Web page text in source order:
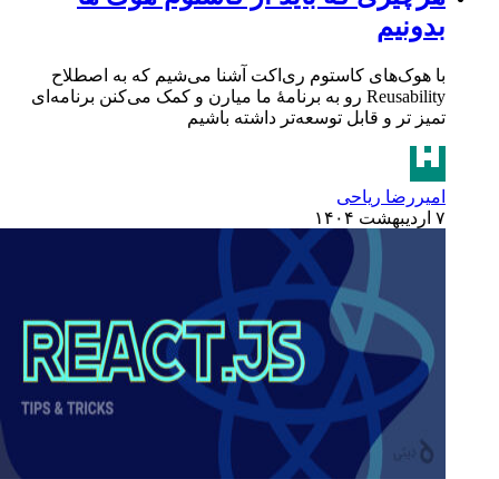
بدونیم
با هوک‌های کاستوم ری‌اکت آشنا می‌شیم که به اصطلاح
Reusability رو به برنامهٔ ما میارن و کمک می‌کنن برنامه‌ای
تمیز تر و قابل توسعه‌تر داشته باشیم
امیررضا ریاحی
۷ اردیبهشت ۱۴۰۴